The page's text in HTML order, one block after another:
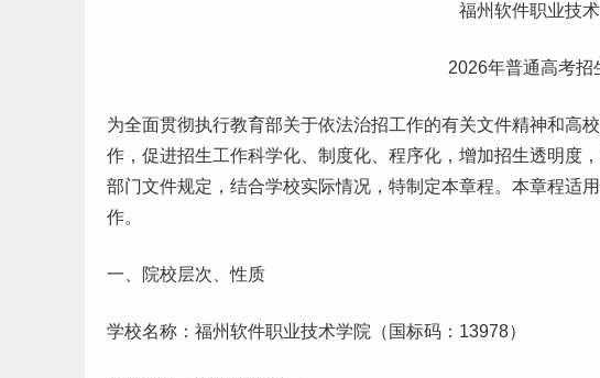
福州软件职业技
2026年普通高考招
为全面贯彻执行教育部关于依法治招工作的有关文件精神和高
作，促进招生工作科学化、制度化、程序化，增加招生透明度
部门文件规定，结合学校实际情况，特制定本章程。本章程适
作。
一、院校层次、性质
学校名称：福州软件职业技术学院（国标码：13978）